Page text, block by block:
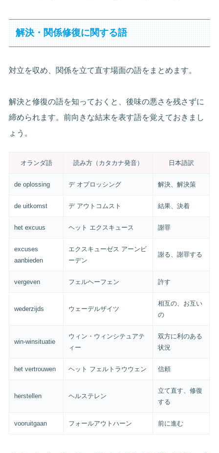
解決・関係修復に関する語
対立を収め、関係を立て直す場面の語をまとめます。
解決と修復の語を知っておくと、後味の悪さを残さずに
締められます。前向きな結末を表す語を覚えておきまし
ょう。
オランダ語 読み方（カタカナ発音） 日本語訳
de oplossing デ オプロッシング 解決、解決策
de uitkomst デ アウトコムスト 結果、決着
het excuus ヘット エクスキュース 謝罪
excuses
aanbieden
エクスキューゼス アーンビ
ーデン
謝る、謝罪する
vergeven フェルヘーフェン 許す
wederzijds ウェーデルザイツ
相互の、お互い
の
win-winsituatie
ウィン・ウィンシテュアテ
ィー
双方に利のある
状況
het vertrouwen ヘット フェルトラウウェン 信頼
herstellen ヘルステレン
立て直す、修復
する
vooruitgaan フォールアウトハーン 前に進む